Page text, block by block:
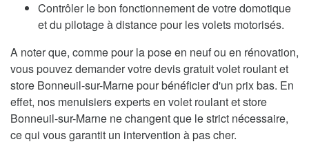
Contrôler le bon fonctionnement de votre domotique
et du pilotage à distance pour les volets motorisés.
A noter que, comme pour la pose en neuf ou en rénovation,
vous pouvez demander votre devis gratuit volet roulant et
store Bonneuil-sur-Marne pour bénéficier d'un prix bas. En
effet, nos menuisiers experts en volet roulant et store
Bonneuil-sur-Marne ne changent que le strict nécessaire,
ce qui vous garantit un intervention à pas cher.